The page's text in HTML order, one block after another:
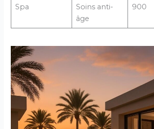
Spa
Soins anti-
âge
900